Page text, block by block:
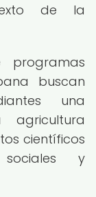
de la
programas
buscan
una
científicos
y